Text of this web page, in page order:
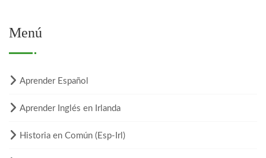
Menú
Aprender Español
Aprender Inglés en Irlanda
Historia en Común (Esp-Irl)